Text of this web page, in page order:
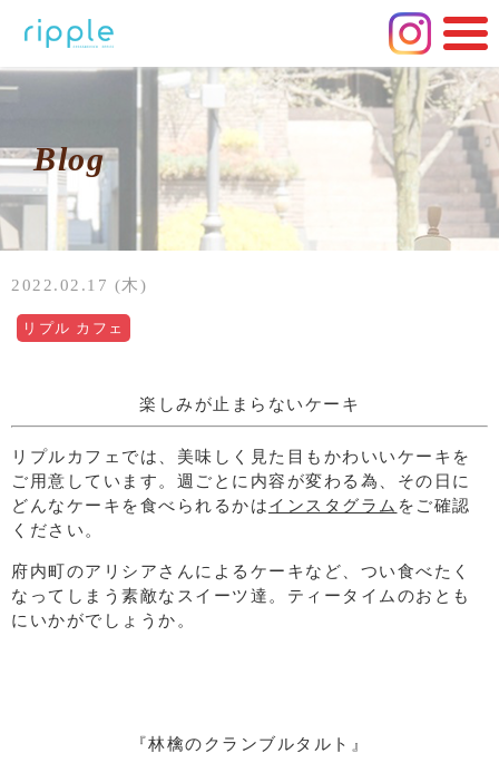
Blog
2022.02.17 (木)
リプル カフェ
楽しみが止まらないケーキ
リプルカフェでは、美味しく見た目もかわいいケーキを
ご用意しています。週ごとに内容が変わる為、その日に
どんなケーキを食べられるかはインスタグラム をご確認
ください。
府内町のアリシアさんによるケーキなど、つい食べたく
なってしまう素敵なスイーツ達。ティータイムのおとも
にいかがでしょうか。
『林檎のクランブルタルト』